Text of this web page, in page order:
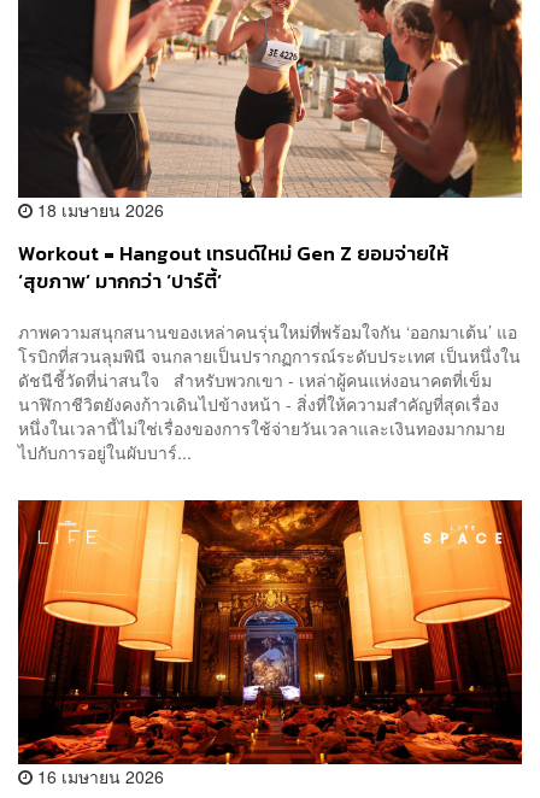
18 เมษายน 2026
Workout = Hangout เทรนด์ใหม่ Gen Z ยอมจ่ายให้
‘สุขภาพ’ มากกว่า ‘ปาร์ตี้’
ภาพความสนุกสนานของเหล่าคนรุ่นใหม่ที่พร้อมใจกัน ‘ออกมาเต้น’ แอ
โรบิกที่สวนลุมพินี จนกลายเป็นปรากฏการณ์ระดับประเทศ เป็นหนึ่งใน
ดัชนีชี้วัดที่น่าสนใจ สำหรับพวกเขา - เหล่าผู้คนแห่งอนาคตที่เข็ม
นาฬิกาชีวิตยังคงก้าวเดินไปข้างหน้า - สิ่งที่ให้ความสำคัญที่สุดเรื่อง
หนึ่งในเวลานี้ไม่ใช่เรื่องของการใช้จ่ายวันเวลาและเงินทองมากมาย
ไปกับการอยู่ในผับบาร์...
16 เมษายน 2026